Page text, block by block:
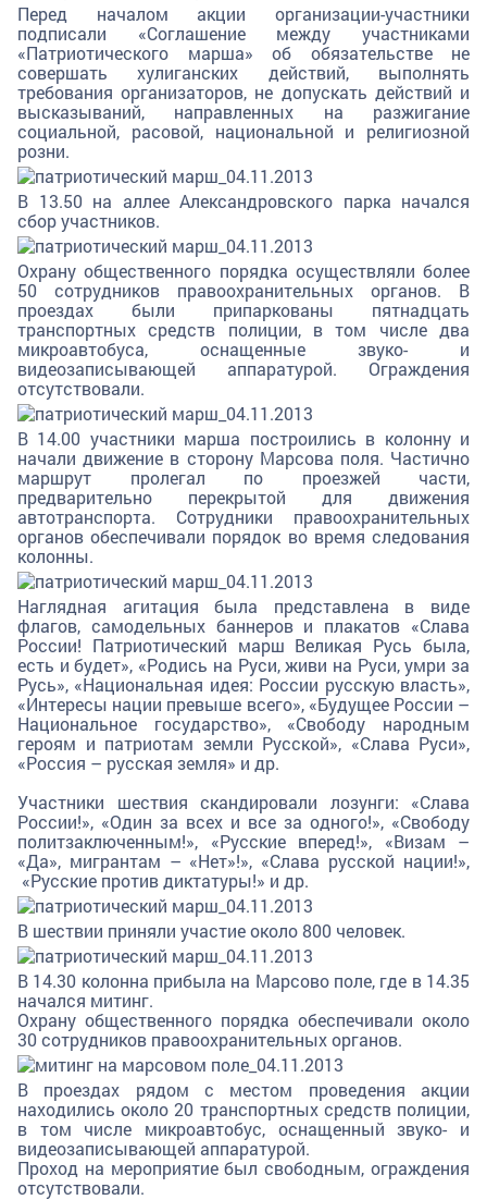
Перед началом акции организации-участники
подписали «Соглашение между участниками
«Патриотического марша» об обязательстве не
совершать хулиганских действий, выполнять
требования организаторов, не допускать действий и
высказываний, направленных на разжигание
социальной, расовой, национальной и религиозной
розни.
В 13.50 на аллее Александровского парка начался
сбор участников.
Охрану общественного порядка осуществляли более
50 сотрудников правоохранительных органов. В
проездах были припаркованы пятнадцать
транспортных средств полиции, в том числе два
микроавтобуса, оснащенные звуко- и
видеозаписывающей аппаратурой. Ограждения
отсутствовали.
В 14.00 участники марша построились в колонну и
начали движение в сторону Марсова поля. Частично
маршрут пролегал по проезжей части,
предварительно перекрытой для движения
автотранспорта. Сотрудники правоохранительных
органов обеспечивали порядок во время следования
колонны.
Наглядная агитация была представлена в виде
флагов, самодельных баннеров и плакатов «Слава
России! Патриотический марш Великая Русь была,
есть и будет», «Родись на Руси, живи на Руси, умри за
Русь», «Национальная идея: России русскую власть»,
«Интересы нации превыше всего», «Будущее России –
Национальное государство», «Свободу народным
героям и патриотам земли Русской», «Слава Руси»,
«Россия – русская земля» и др.
Участники шествия скандировали лозунги: «Слава
России!», «Один за всех и все за одного!», «Свободу
политзаключенным!», «Русские вперед!», «Визам –
«Да», мигрантам – «Нет»!», «Слава русской нации!»,
«Русские против диктатуры!» и др.
В шествии приняли участие около 800 человек.
В 14.30 колонна прибыла на Марсово поле, где в 14.35
начался митинг.
Охрану общественного порядка обеспечивали около
30 сотрудников правоохранительных органов.
В проездах рядом с местом проведения акции
находились около 20 транспортных средств полиции,
в том числе микроавтобус, оснащенный звуко- и
видеозаписывающей аппаратурой.
Проход на мероприятие был свободным, ограждения
отсутствовали.